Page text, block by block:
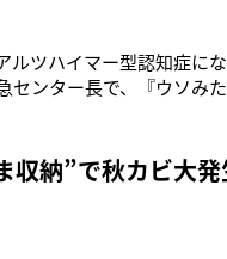
ルツハイマー型認知症に
センター長で、『ウソみ
あるが、人間にも起こり
けたところ、マウ
収納”で秋カビ大